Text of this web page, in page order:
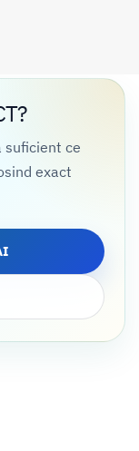
suficient ce
exact